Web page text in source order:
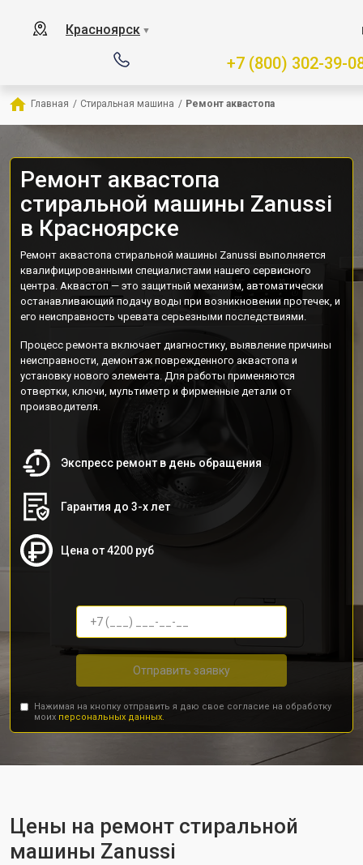
Красноярск ▼
+7 (800) 302-39-
Главная / Стиральная машина / Ремонт аквастопа
Ремонт аквастопа
стиральной машины Zanussi
в Красноярске
Ремонт аквастопа стиральной машины Zanussi выполняется
квалифицированными специалистами нашего сервисного
центра. Аквастоп — это защитный механизм, автоматически
останавливающий подачу воды при возникновении протечек, и
его неисправность чревата серьезными последствиями.
Процесс ремонта включает диагностику, выявление причины
неисправности, демонтаж поврежденного аквастопа и
установку нового элемента. Для работы применяются
отвертки, ключи, мультиметр и фирменные детали от
производителя.
Экспресс ремонт в день обращения
Гарантия до 3-х лет
Цена от 4200 руб
Отправить заявку
Нажимая на кнопку отправить я даю свое согласие на обработку
моих персональных данных.
Цены на ремонт стиральной
машины Zanussi